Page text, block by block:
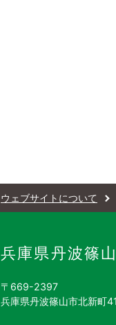
ウェブサイトについて
兵庫県丹波篠
〒669-2397
兵庫県丹波篠山市北新町41